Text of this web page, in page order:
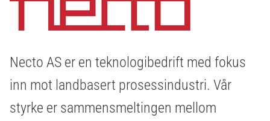
Necto AS er en teknologibedrift med fokus
inn mot landbasert prosessindustri. Vår
styrke er sammensmeltingen mellom